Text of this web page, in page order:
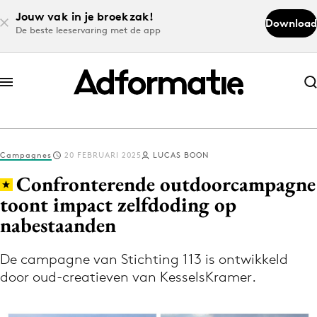
Jouw vak in je broekzak!
De beste leeservaring met de app
Download
Abonneer nu
Abonneer nu
Log in
Volg het laatste nieuws via de Adformatie
Nieuws app
Campagnes 20 FEBRUARI 2025 LUCAS BOON
Confronterende outdoorcampagne
toont impact zelfdoding op
nabestaanden
De campagne van Stichting 113 is ontwikkeld
door oud-creatieven van KesselsKramer.